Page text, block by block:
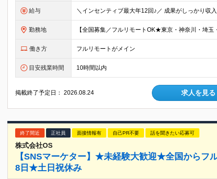
給与
勤務地
働き方 フルリモートがメイン
目安残業時間 10時間以内
掲載終了予定日：2026.08.24 求人を見る
終了間近 正社員 面接情報有 自己PR不要 話を聞きたい応募可
株式会社OS
【SNSマーケター】★未経験大歓迎★全国から
8日★土日祝休み